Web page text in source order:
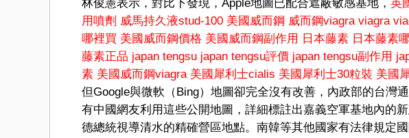
林俊憲表示，對比下發現，Apple地圖已配合遮蔽敏感基地， 英
用噴劑 威馬持久液stud-100 美國威而鋼 威而鋼viagra viagra
哪裡買 美國威而鋼價格 美國威而鋼副作用 日本藤素 日本藤素
藤素正品 japan tengsu japan tengsu評價 japan tengsu副作用
素 美國威而鋼viagra 美國犀利士cialis 美國犀利士30粒裝 美國
但Google與微軟（Bing）地圖卻完全沒有改善，內政部的台灣
有中國網友利用這些公開地圖，詳細標註出嘉義空軍基地內的
德總統視導清水的精確營區地點。南韓等其他國家有法律規定